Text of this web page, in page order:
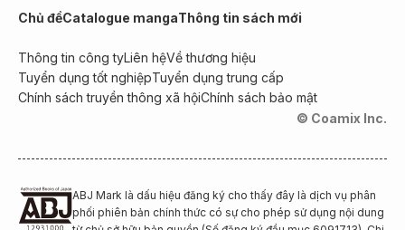
Chủ đềCatalogue mangaThông tin sách mới
Thông tin công tyLiên hệVề thương hiệu
Tuyển dụng tốt nghiệpTuyển dụng trung cấp
Chính sách truyền thông xã hộiChính sách bảo mật
© Coamix Inc.
ABJ Mark là dấu hiệu đăng ký cho thấy đây là dịch vụ phân
phối phiên bản chính thức có sự cho phép sử dụng nội dung